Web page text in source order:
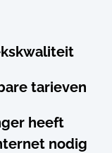
tarieven
heeft
nodig